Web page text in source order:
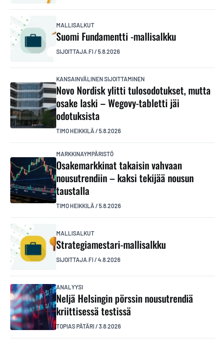
MALLISALKUT
Suomi Fundamentti -mallisalkku
SIJOITTAJA.FI/5.8.2026
KANSAINVÄLINEN SIJOITTAMINEN
Novo Nordisk ylitti tulosodotukset, mutta
osake laski – Wegovy-tabletti jäi
odotuksista
TIMO HEIKKILÄ /5.8.2026
MARKKINAYMPÄRISTÖ
Osakemarkkinat takaisin vahvaan
nousutrendiin – kaksi tekijää nousun
taustalla
TIMO HEIKKILÄ /5.8.2026
MALLISALKUT
Strategiamestari-mallisalkku
SIJOITTAJA.FI/4.8.2026
ANALYYSI
Neljä Helsingin pörssin nousutrendiä
kriittisessä testissä
TOPIAS PÄTÄRI/3.8.2026